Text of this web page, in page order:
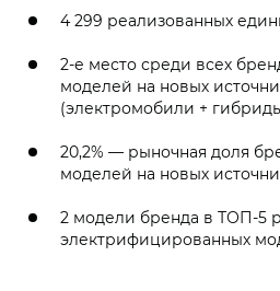
4 299 реализованных
2-е место среди всех
моделей на новых
(электромобили +
20,2% — рыночная доля
моделей на новых
2 модели бренда в ТОП-5
электрифицированных